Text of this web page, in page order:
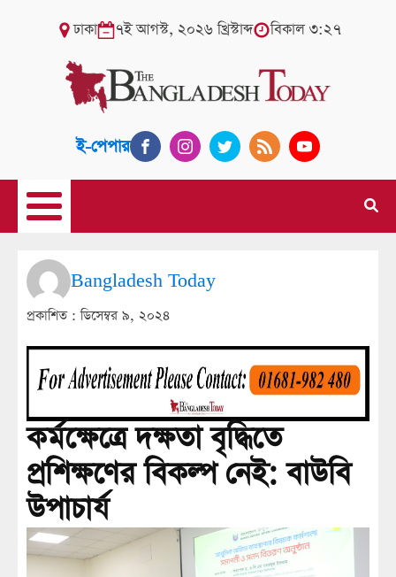
ঢাকা ৭ই আগস্ট, ২০২৬ খ্রিস্টাব্দ বিকাল ৩:২৭
ই-পেপার
Bangladesh Today
প্রকাশিত :ডিসেম্বর ৯, ২০২৪
কর্মক্ষেত্রে দক্ষতা বৃদ্ধিতে
প্রশিক্ষণের বিকল্প নেই: বাউবি
উপাচার্য